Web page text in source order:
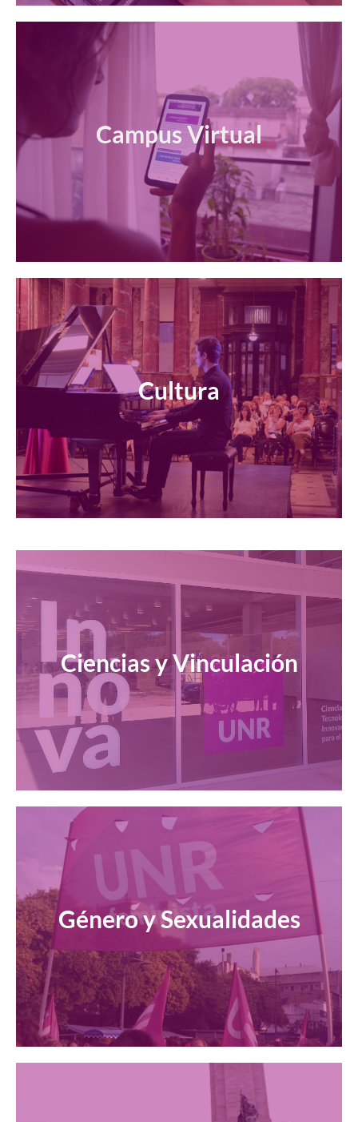
Campus Virtual
Cultura
Ciencias y Vinculación
Género y Sexualidades